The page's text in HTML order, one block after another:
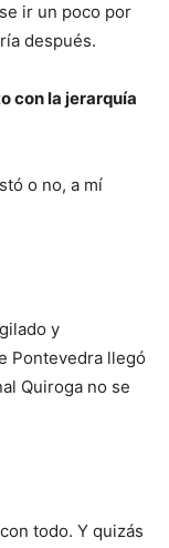
ir un poco por
después.
con la jerarquía
o no, a mí
y
Pontevedra llegó
Quiroga no se
todo. Y quizás